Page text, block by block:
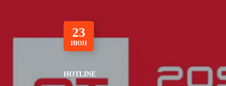
23
ИЮН
HOTLINE